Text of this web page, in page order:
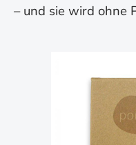
– und sie wird ohne